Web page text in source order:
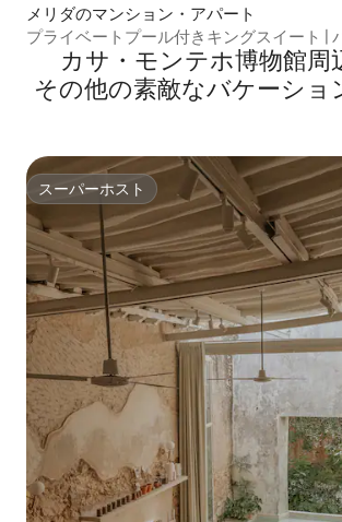
メリダのマンション・アパート
プライベートプール付きキングスイート |
カサ・モンテホ博物館⁠周⁠
そ⁠の⁠他⁠の素⁠敵⁠なバ⁠ケ⁠ー⁠シ⁠ョ⁠
スーパーホスト
スーパーホスト